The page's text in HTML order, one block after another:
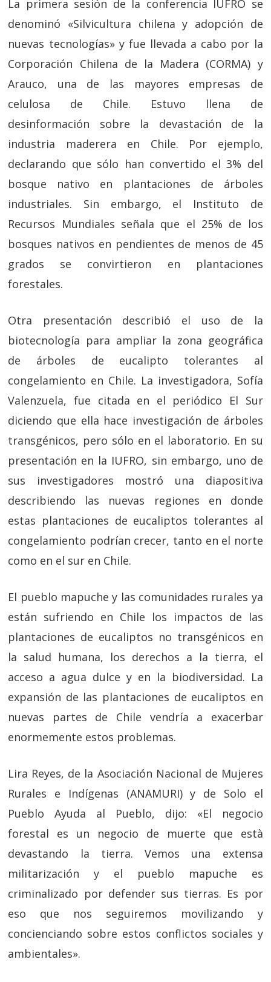
La primera sesión de la conferencia IUFRO se
denominó «Silvicultura chilena y adopción de
nuevas tecnologías» y fue llevada a cabo por la
Corporación Chilena de la Madera (CORMA) y
Arauco, una de las mayores empresas de
celulosa de Chile. Estuvo llena de
desinformación sobre la devastación de la
industria maderera en Chile. Por ejemplo,
declarando que sólo han convertido el 3% del
bosque nativo en plantaciones de árboles
industriales. Sin embargo, el Instituto de
Recursos Mundiales señala que el 25% de los
bosques nativos en pendientes de menos de 45
grados se convirtieron en plantaciones
forestales.
Otra presentación describió el uso de la
biotecnología para ampliar la zona geográfica
de árboles de eucalipto tolerantes al
congelamiento en Chile. La investigadora, Sofía
Valenzuela, fue citada en el periódico El Sur
diciendo que ella hace investigación de árboles
transgénicos, pero sólo en el laboratorio. En su
presentación en la IUFRO, sin embargo, uno de
sus investigadores mostró una diapositiva
describiendo las nuevas regiones en donde
estas plantaciones de eucaliptos tolerantes al
congelamiento podrían crecer, tanto en el norte
como en el sur en Chile.
El pueblo mapuche y las comunidades rurales ya
están sufriendo en Chile los impactos de las
plantaciones de eucaliptos no transgénicos en
la salud humana, los derechos a la tierra, el
acceso a agua dulce y en la biodiversidad. La
expansión de las plantaciones de eucaliptos en
nuevas partes de Chile vendría a exacerbar
enormemente estos problemas.
Lira Reyes, de la Asociación Nacional de Mujeres
Rurales e Indígenas (ANAMURI) y de Solo el
Pueblo Ayuda al Pueblo, dijo: «El negocio
forestal es un negocio de muerte que està
devastando la tierra. Vemos una extensa
militarización y el pueblo mapuche es
criminalizado por defender sus tierras. Es por
eso que nos seguiremos movilizando y
concienciando sobre estos conflictos sociales y
ambientales».